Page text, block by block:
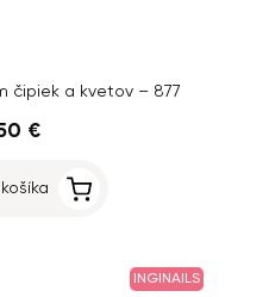
čipiek a kvetov – 877
€
INGINAILS